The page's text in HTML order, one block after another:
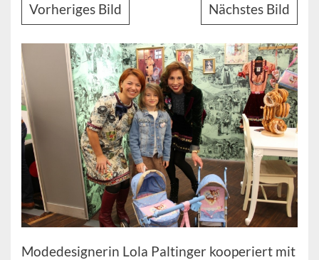
Vorheriges Bild Nächstes Bild
Modedesignerin Lola Paltinger kooperiert mit